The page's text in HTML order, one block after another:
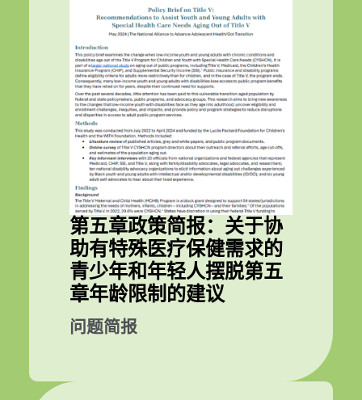
第五章政策简报：关于协
助有特殊医疗保健需求的
青少年和年轻人摆脱第五
章年龄限制的建议
问题简报